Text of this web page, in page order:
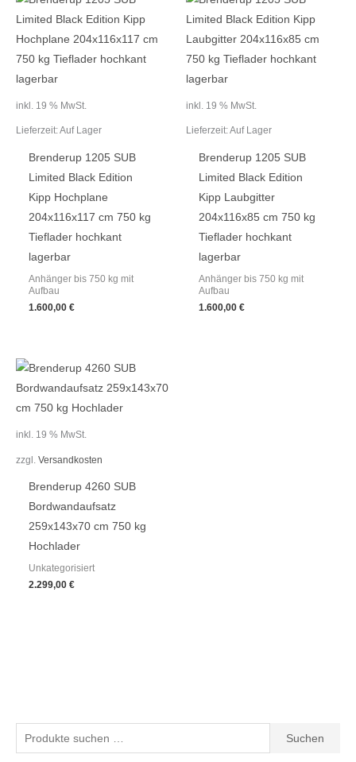
u
Suchen
inkl. 19 % MwSt.
Lieferzeit:Auf Lager
Brenderup 1205 SUB
Limited Black Edition
Kipp Hochplane
204x116x117 cm 750 kg
Tieflader hochkant
lagerbar
Anhänger bis 750 kg mit
Aufbau
1.600,00€
inkl. 19 % MwSt.
Lieferzeit:Auf Lager
Brenderup 1205 SUB
Limited Black Edition
Kipp Laubgitter
204x116x85 cm 750 kg
Tieflader hochkant
lagerbar
Anhänger bis 750 kg mit
Aufbau
1.600,00€
inkl. 19 % MwSt.
zzgl. Versandkosten
Brenderup 4260 SUB
Bordwandaufsatz
259x143x70 cm 750 kg
Hochlader
Unkategorisiert
2.299,00€